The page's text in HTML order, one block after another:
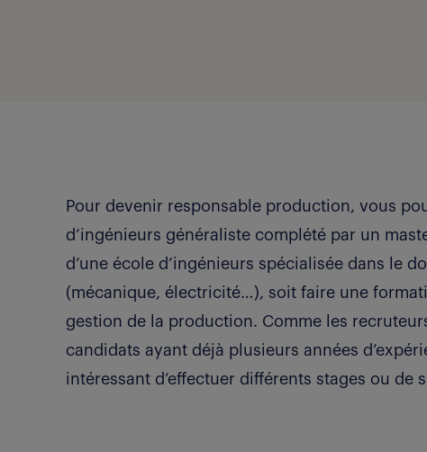
Pour devenir responsable production, vous
d’ingénieurs généraliste complété par un
d’une école d’ingénieurs spécialisée dans le
(mécanique, électricité…), soit faire une
gestion de la production. Comme les
candidats ayant déjà plusieurs années
intéressant d’effectuer différents stages ou de